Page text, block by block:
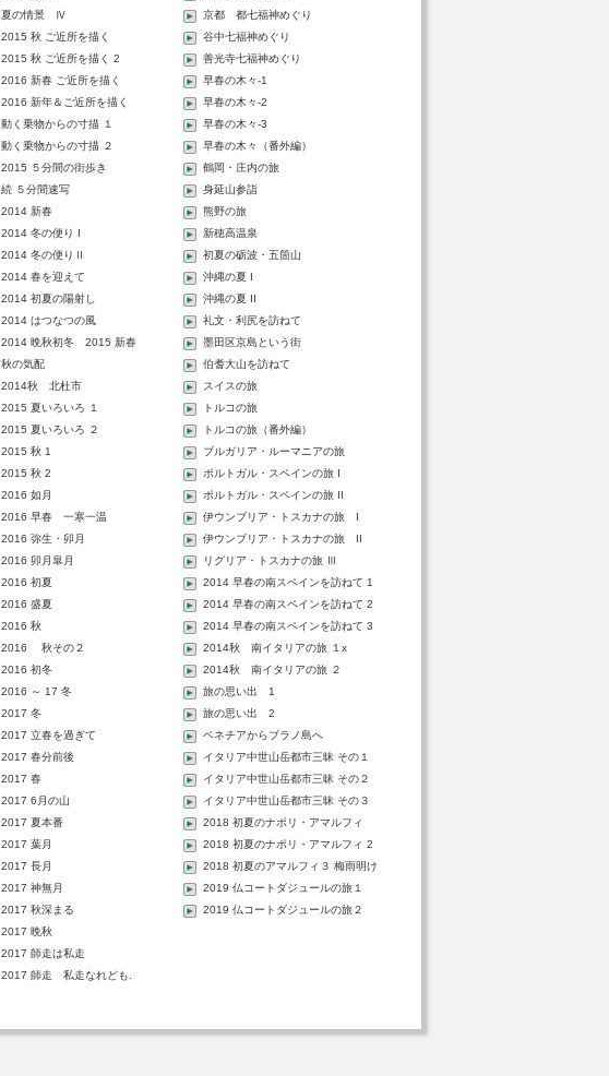
夏の情景 Ⅳ
2015 秋 ご近所を描く
2015 秋 ご近所を描く 2
2016 新春 ご近所を描く
2016 新年＆ご近所を描く
動く乗物からの寸描 １
動く乗物からの寸描 ２
2015 ５分間の街歩き
続 ５分間速写
2014 新春
2014 冬の便り I
2014 冬の便りⅡ
2014 春を迎えて
2014 初夏の陽射し
2014 はつなつの風
2014 晩秋初冬 2015 新春
秋の気配
2014秋 北杜市
2015 夏いろいろ １
2015 夏いろいろ ２
2015 秋 1
2015 秋 2
2016 如月
2016 早春 一寒一温
2016 弥生・卯月
2016 卯月皐月
2016 初夏
2016 盛夏
2016 秋
2016 秋その２
2016 初冬
2016 ～ 17 冬
2017 冬
2017 立春を過ぎて
2017 春分前後
2017 春
2017 6月の山
2017 夏本番
2017 葉月
2017 長月
2017 神無月
2017 秋深まる
2017 晩秋
2017 師走は私走
2017 師走 私走なれども.
京都 都七福神めぐり
谷中七福神めぐり
善光寺七福神めぐり
早春の木々-1
早春の木々-2
早春の木々-3
早春の木々（番外編）
鶴岡・庄内の旅
身延山参詣
熊野の旅
新穂高温泉
初夏の砺波・五箇山
沖縄の夏 I
沖縄の夏 II
礼文・利尻を訪ねて
墨田区京島という街
伯耆大山を訪ねて
スイスの旅
トルコの旅
トルコの旅（番外編）
ブルガリア・ルーマニアの旅
ポルトガル・スペインの旅 I
ポルトガル・スペインの旅 II
伊ウンブリア・トスカナの旅 I
伊ウンブリア・トスカナの旅 II
リグリア・トスカナの旅 Ⅲ
2014 早春の南スペインを訪ねて 1
2014 早春の南スペインを訪ねて 2
2014 早春の南スペインを訪ねて 3
2014秋 南イタリアの旅 １x
2014秋 南イタリアの旅 ２
旅の思い出 1
旅の思い出 2
ベネチアからブラノ島へ
イタリア中世山岳都市三昧 その１
イタリア中世山岳都市三昧 その２
イタリア中世山岳都市三昧 その３
2018 初夏のナポリ・アマルフィ
2018 初夏のナポリ・アマルフィ 2
2018 初夏のアマルフィ３ 梅雨明け
る
2019 仏コートダジュールの旅１
2019 仏コートダジュールの旅２